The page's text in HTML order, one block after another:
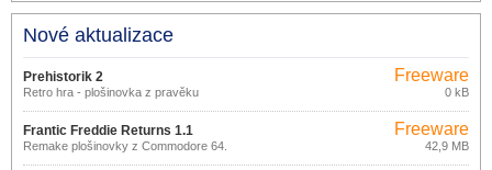
Nové aktualizace
Prehistorik 2
Retro hra - plošinovka z pravěku
Freeware
0 kB
Frantic Freddie Returns 1.1
Remake plošinovky z Commodore 64.
Freeware
42,9 MB